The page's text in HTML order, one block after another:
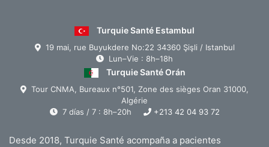
vuelos comerciales:
El nuevo mega aeropuerto de Estambul inaugurado
recién en 2019 ubicado en el lado europeo de
Estambul.
El aeropuerto Sabiha Gokcen está ubicado en el lado
asiático de Estambul y ofrece más vuelos de bajo
costo a precios bajos.
Turquie Santé Estambul
19 mai, rue Buyukdere No:22 34360 Şişli / Istanbul
Lun–Vie : 8h–18h
Turquie Santé Orán
Tour CNMA, Bureaux n°501, Zone des sièges Oran 31000,
Algérie
7 días / 7 : 8h–20h
+213 42 04 93 72
Desde 2018, Turquie Santé acompaña a pacientes